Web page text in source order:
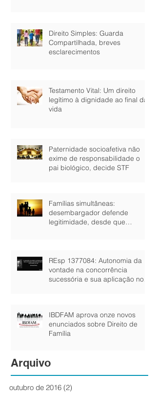
Direito Simples: Guarda
Compartilhada, breves
esclarecimentos
Testamento Vital: Um direito
legítimo à dignidade ao final da
vida
Paternidade socioafetiva não
exime de responsabilidade o
pai biológico, decide STF
Famílias simultâneas:
desembargador defende
legitimidade, desde que
REsp 1377084: Autonomia da
vontade na concorrência
sucessória e sua aplicação no
IBDFAM aprova onze novos
enunciados sobre Direito de
Família
Arquivo
outubro de 2016 (2)